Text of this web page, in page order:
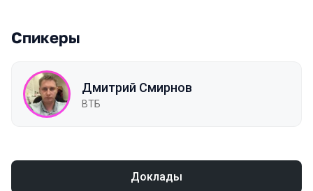
Спикеры
Дмитрий Смирнов
ВТБ
Доклады